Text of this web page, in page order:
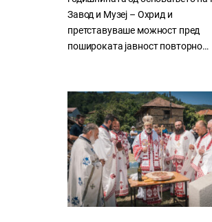
Завод и Музеј – Охрид и
претставуваше можност пред
пошироката јавност повторно…